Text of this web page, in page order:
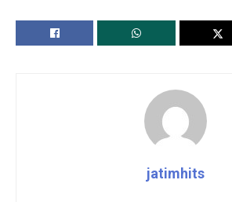
jatimhits